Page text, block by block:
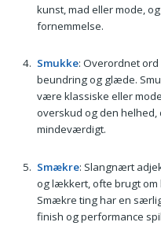
kunst, mad eller mode,
fornemmelse.
Smukke: Overordnet
beundring og glæde.
være klassiske eller
overskud og den
mindeværdigt.
Smækre: Slangnært
og lækkert, ofte brugt om
Smækre ting har en
finish og performance